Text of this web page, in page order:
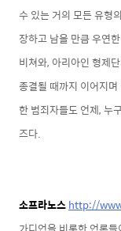
수 있는 거의 모든 유형
장하고 남을 만큼 우연
비쳐와, 아리아인 형제
종결될 때까지 이어지
한 범죄자들도 언제, 누
즈다.
소프라노스http://